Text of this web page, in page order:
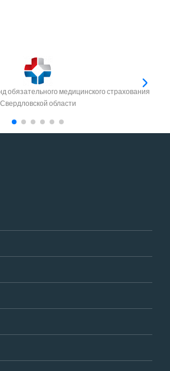
обязательного медицинского страхования
Свердловской области